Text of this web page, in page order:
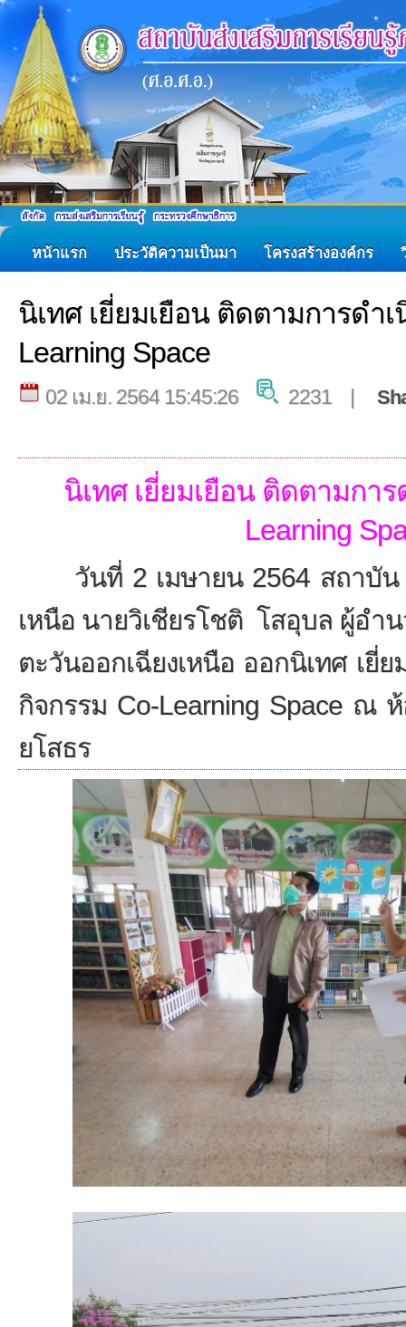
หน้าแรก ประวัติความเป็นมา โครงสร้างองค์กร
นิเทศ เยี่ยมเยือน ติดตามการดำ
Learning Space
02 เม.ย. 2564 15:45:26 2231 |
นิเทศ เยี่ยมเยือน ติดตามกา
Learning
วันที่ 2 เมษายน 2564 สถาบัน
เหนือ นายวิเชียรโชติ โสอุบล ผู้อำ
ตะวันออกเฉียงเหนือ ออกนิเทศ เยี่
กิจกรรม Co-Learning Space ณ
ยโสธร